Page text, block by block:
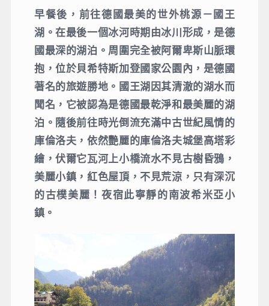
早餐後，前往德國最美的世外桃源－國王
湖。在最後一個冰河時期由冰川形成，是德
國最深的湖泊。周圍完全被阿爾卑斯山脈環
抱，位於貝希特斯加登國家公園內，是德國
著名的旅遊勝地。國王湖因其清澈的湖水而
聞名，它被認為是德國最乾淨和最美麗的湖
泊。隨後前往時光倒流充滿中古世紀風情的
庫倫洛夫，依然艷麗的庫倫洛夫城堡高塔彩
繪，伏爾它瓦河上小橋流水不見古樹昏鴉，
美麗小鎮，紅色屋頂，不見荒涼，只有深沉
的古樸美麗！夜宿此寧靜的南波希米亞小
鎮。